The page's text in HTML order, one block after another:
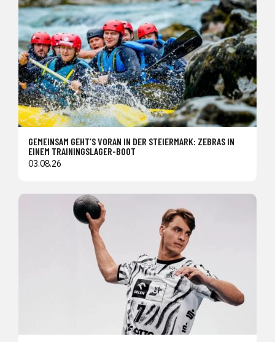
GEMEINSAM GEHT’S VORAN IN DER STEIERMARK: ZEBRAS IN
EINEM TRAININGSLAGER-BOOT
03.08.26